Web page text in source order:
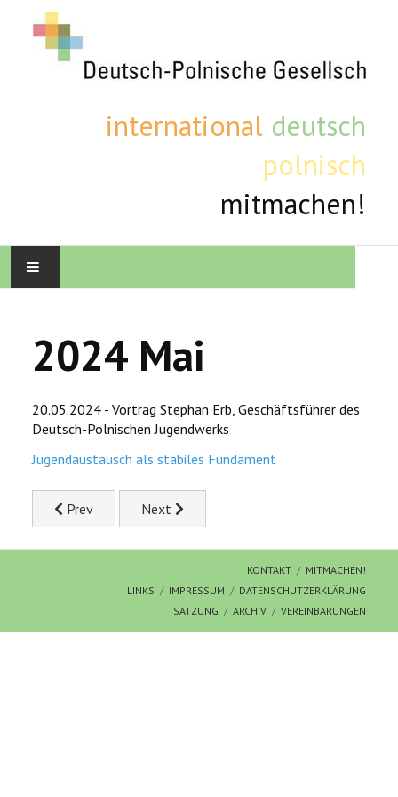
international deutsch
polnisch
mitmachen!
AKTUELLE TERMINE
KORONOWO
BILDERGALERIEN
2024 Mai
20.05.2024 - Vortrag Stephan Erb, Geschäftsführer des
Deutsch-Polnischen Jugendwerks
Jugendaustausch als stabiles Fundament
Previous article: 2024 Juni
Prev Next article: 2024 Januar
Next
KONTAKT
MITMACHEN!
LINKS
IMPRESSUM
DATENSCHUTZERKLÄRUNG
SATZUNG
ARCHIV VEREINBARUNGEN